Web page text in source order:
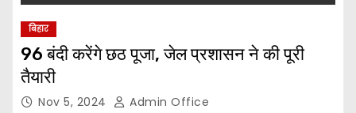
बिहार
96 बंदी करेंगे छठ पूजा, जेल प्रशासन ने की पूरी
तैयारी
Nov 5, 2024 Admin Office